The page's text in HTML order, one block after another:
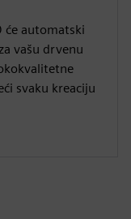
će automatski
vašu drvenu
svaku kreaciju